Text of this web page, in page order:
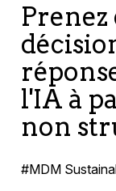
l'IA à
non
#MDM